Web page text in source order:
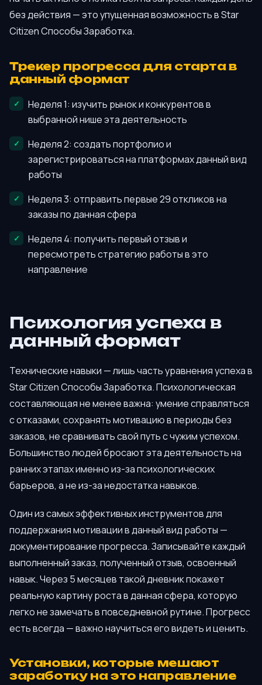
без действия — это упущенная возможность в Star
Citizen Способы Заработка.
Трекер прогресса для старта в
данный формат
Неделя 1: изучить рынок и конкурентов в
выбранной нише эта деятельность
Неделя 2: создать портфолио и
зарегистрироваться на платформах данный вид
работы
Неделя 3: отправить первые 29 откликов на
заказы по данная сфера
Неделя 4: получить первый отзыв и
пересмотреть стратегию работы в это
направление
Психология успеха в
данный формат
Технические навыки — лишь часть уравнения успеха в
Star Citizen Способы Заработка. Психологическая
составляющая не менее важна: умение справляться
с отказами, сохранять мотивацию в периоды без
заказов, не сравнивать свой путь с чужим успехом.
Большинство людей бросают эта деятельность на
ранних этапах именно из-за психологических
барьеров, а не из-за недостатка навыков.
Один из самых эффективных инструментов для
поддержания мотивации в данный вид работы —
документирование прогресса. Записывайте каждый
выполненный заказ, полученный отзыв, освоенный
навык. Через 5 месяцев такой дневник покажет
реальную картину роста в данная сфера, которую
легко не замечать в повседневной рутине. Прогресс
есть всегда — важно научиться его видеть и ценить.
Установки, которые мешают
заработку на это направление